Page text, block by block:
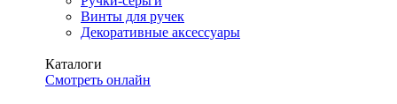
Винты для ручек
Декоративные аксессуары
Каталоги
Смотреть онлайн